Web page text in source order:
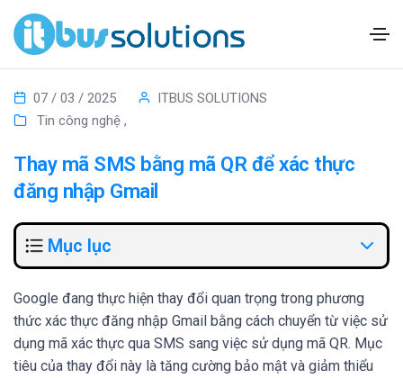
07 / 03 / 2025
ITBUS SOLUTIONS
Tin công nghệ ,
Thay mã SMS bằng mã QR để xác thực
đăng nhập Gmail
Mục lục
Google đang thực hiện thay đổi quan trọng trong phương
thức xác thực đăng nhập Gmail bằng cách chuyển từ việc sử
dụng mã xác thực qua SMS sang việc sử dụng mã QR. Mục
tiêu của thay đổi này là tăng cường bảo mật và giảm thiểu